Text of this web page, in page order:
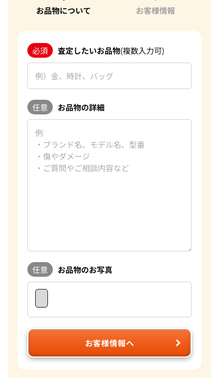
お品物について
お客様情報
必須 査定したいお品物(複数入力可)
任意 お品物の詳細
任意 お品物のお写真
お客様情報へ